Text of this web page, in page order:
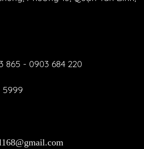
865 - 0903 684 220
5999